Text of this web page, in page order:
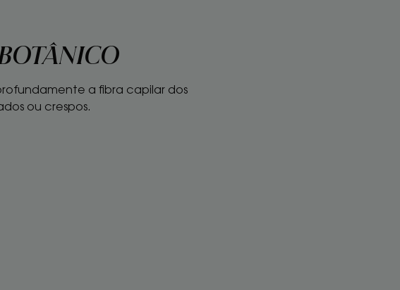
a fibra capilar dos
ou crespos.